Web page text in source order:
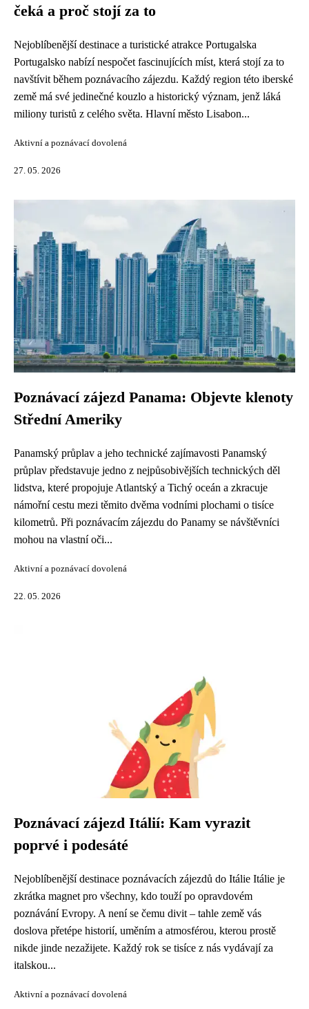
čeká a proč stojí za to
Nejoblíbenější destinace a turistické atrakce Portugalska
Portugalsko nabízí nespočet fascinujících míst, která stojí za to
navštívit během poznávacího zájezdu. Každý region této iberské
země má své jedinečné kouzlo a historický význam, jenž láká
miliony turistů z celého světa. Hlavní město Lisabon...
Aktivní a poznávací dovolená
27. 05. 2026
Poznávací zájezd Panama: Objevte klenoty
Střední Ameriky
Panamský průplav a jeho technické zajímavosti Panamský
průplav představuje jedno z nejpůsobivějších technických děl
lidstva, které propojuje Atlantský a Tichý oceán a zkracuje
námořní cestu mezi těmito dvěma vodními plochami o tisíce
kilometrů. Při poznávacím zájezdu do Panamy se návštěvníci
mohou na vlastní oči...
Aktivní a poznávací dovolená
22. 05. 2026
Poznávací zájezd Itálií: Kam vyrazit
poprvé i podesáté
Nejoblíbenější destinace poznávacích zájezdů do Itálie Itálie je
zkrátka magnet pro všechny, kdo touží po opravdovém
poznávání Evropy. A není se čemu divit – tahle země vás
doslova přetépe historií, uměním a atmosférou, kterou prostě
nikde jinde nezažijete. Každý rok se tisíce z nás vydávají za
italskou...
Aktivní a poznávací dovolená